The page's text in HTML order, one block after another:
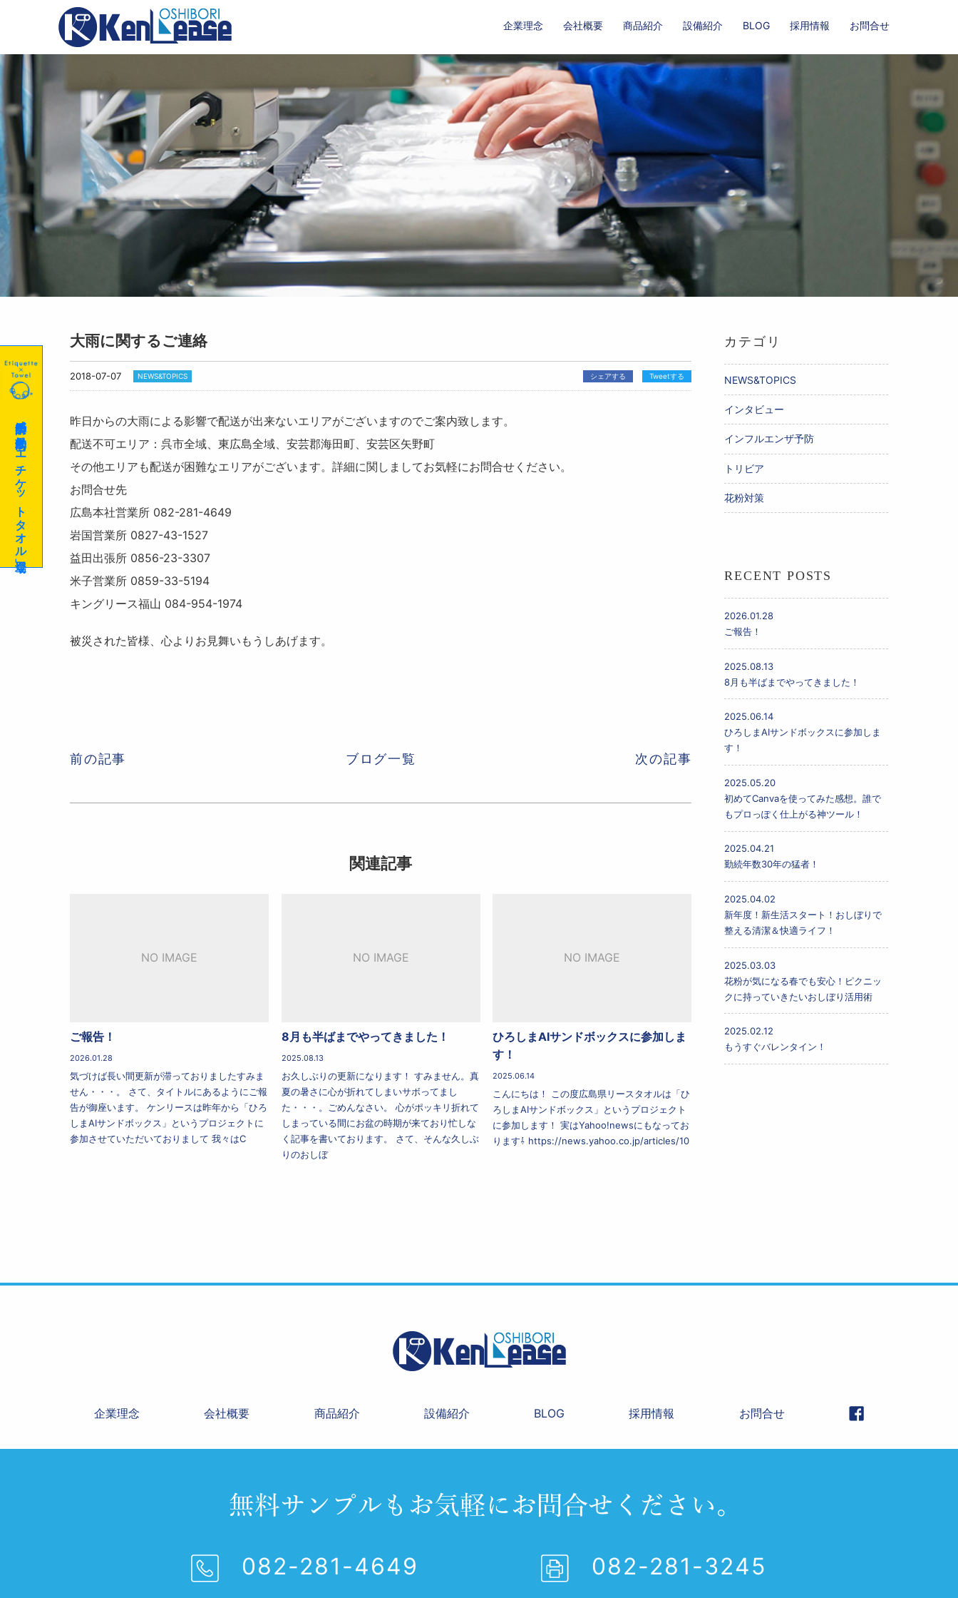
企業理念 会社概要 商品紹介 設備紹介 BLOG 採用情報 お問合せ
大雨に関するご連絡
2018-07-07 NEWS&TOPICS シェアする Tweetする
昨日からの大雨による影響で配送が出来ないエリアがございますのでご案内致します。
配送不可エリア：呉市全域、東広島全域、安芸郡海田町、安芸区矢野町
その他エリアも配送が困難なエリアがございます。詳細に関しましてお気軽にお問合せください。
お問合せ先
広島本社営業所 082-281-4649
岩国営業所 0827-43-1527
益田出張所 0856-23-3307
米子営業所 0859-33-5194
キングリース福山 084-954-1974
被災された皆様、心よりお見舞いもうしあげます。
前の記事 ブログ一覧 次の記事
関連記事
NO IMAGE
ご報告！
2026.01.28
気づけば長い間更新が滞っておりましたすみま
せん・・・。 さて、タイトルにあるようにご報
告が御座います。 ケンリースは昨年から「ひろ
しまAIサンドボックス」というプロジェクトに
参加させていただいておりまして 我々はC
NO IMAGE
8月も半ばまでやってきました！
2025.08.13
お久しぶりの更新になります！ すみません。真
夏の暑さに心が折れてしまいサボってまし
た・・・。ごめんなさい。 心がポッキリ折れて
しまっている間にお盆の時期が来ており忙しな
く記事を書いております。 さて、そんな久しぶ
りのおしぼ
NO IMAGE
ひろしまAIサンドボックスに参加しま
す！
2025.06.14
こんにちは！ この度広島県リースタオルは「ひ
ろしまAIサンドボックス」というプロジェクト
に参加します！ 実はYahoo!newsにもなってお
ります⇩ https://news.yahoo.co.jp/articles/10
カテゴリ
NEWS&TOPICS
インタビュー
インフルエンザ予防
トリビア
花粉対策
RECENT POSTS
2026.01.28
ご報告！
2025.08.13
8月も半ばまでやってきました！
2025.06.14
ひろしまAIサンドボックスに参加しま
す！
2025.05.20
初めてCanvaを使ってみた感想。誰で
もプロっぽく仕上がる神ツール！
2025.04.21
勤続年数30年の猛者！
2025.04.02
新年度！新生活スタート！おしぼりで
整える清潔＆快適ライフ！
2025.03.03
花粉が気になる春でも安心！ピクニッ
クに持っていきたいおしぼり活用術
2025.02.12
もうすぐバレンタイン！
企業理念 会社概要 商品紹介 設備紹介 BLOG 採用情報 お問合せ
082-281-4649 082-281-3245
感染予防に効果的な「エチケットタオル」登場